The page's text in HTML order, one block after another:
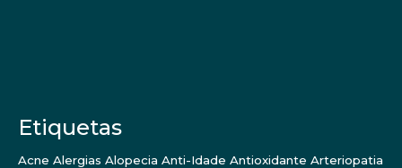
Etiquetas
Acne Alergias Alopecia Anti-Idade Antioxidante Arteriopatia